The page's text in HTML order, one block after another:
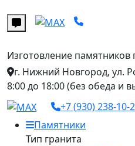
Изготовление памятников
г. Нижний Новгород, ул.
8:00 до 18:00 (без обеда и
+7 (930) 238-10-
Памятники
Тип гранита